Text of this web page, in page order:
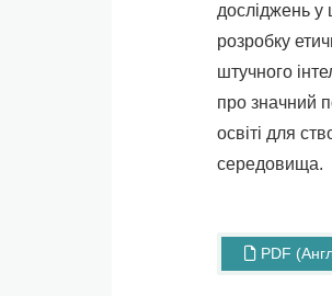
досліджень у
розробку
штучного
про значний
освіті для
середовища.
PDF